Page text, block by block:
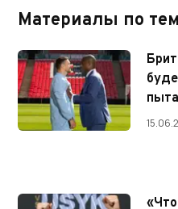
Материалы по